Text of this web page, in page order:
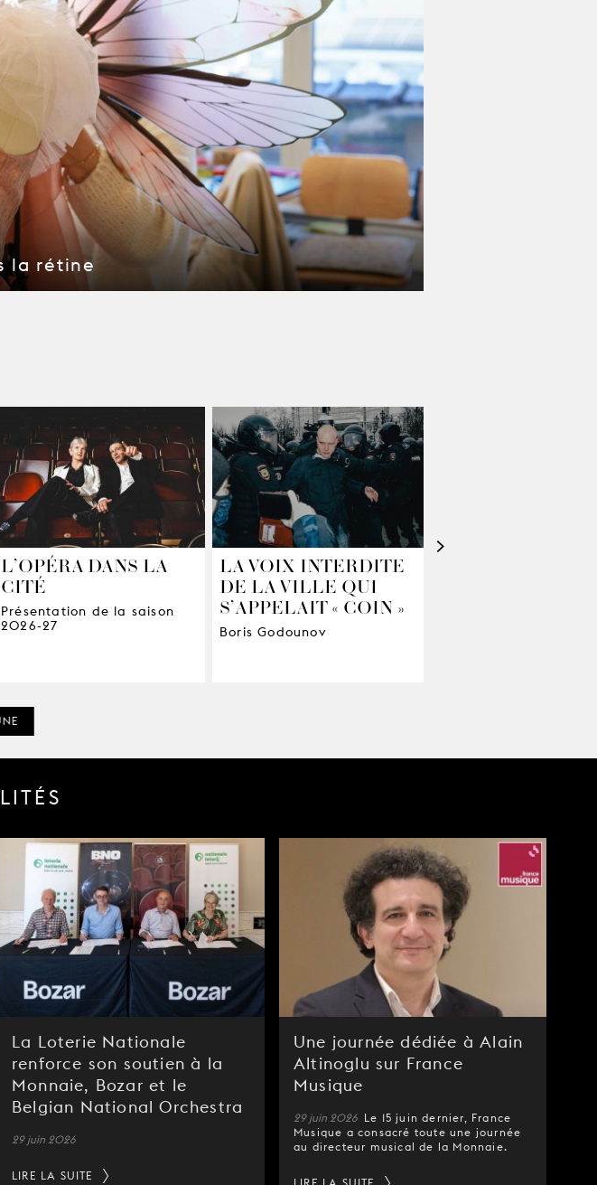
la rétine
>
L’OPÉRA DANS LA
CITÉ
Présentation de la saison
2026-27
LA VOIX INTERDITE
DE LA VILLE QUI
S’APPELAIT « COIN »
Boris Godounov
La Loterie Nationale
renforce son soutien à la
Monnaie, Bozar et le
Belgian National Orchestra
29 juin 2026
LIRE LA SUITE
Une journée dédiée à Alain
Altinoglu sur France
Musique
29 juin 2026 Le 15 juin dernier, France
Musique a consacré toute une journée
au directeur musical de la Monnaie.